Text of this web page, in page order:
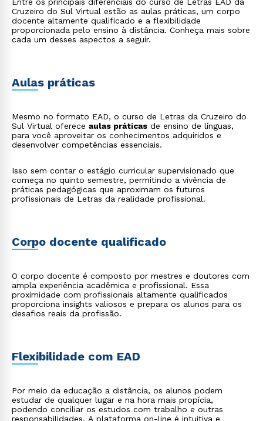
Cruzeiro do Sul Virtual estão as aulas práticas, um corpo
docente altamente qualificado e a flexibilidade
proporcionada pelo ensino à distância. Conheça mais sobre
cada um desses aspectos a seguir.
Aulas práticas
Mesmo no formato EAD, o curso de Letras da Cruzeiro do
Sul Virtual oferece aulas práticas de ensino de línguas,
para você aproveitar os conhecimentos adquiridos e
desenvolver competências essenciais.
Isso sem contar o estágio curricular supervisionado que
começa no quinto semestre, permitindo a vivência de
práticas pedagógicas que aproximam os futuros
profissionais de Letras da realidade profissional.
Corpo docente qualificado
O corpo docente é composto por mestres e doutores com
ampla experiência acadêmica e profissional. Essa
proximidade com profissionais altamente qualificados
proporciona insights valiosos e prepara os alunos para os
desafios reais da profissão.
Flexibilidade com EAD
Por meio da educação a distância, os alunos podem
estudar de qualquer lugar e na hora mais propícia,
podendo conciliar os estudos com trabalho e outras
responsabilidades. A plataforma on-line é intuitiva e
WhatsApp
ou